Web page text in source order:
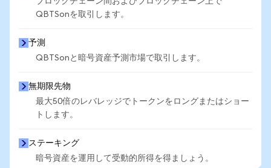
QBTSonを取引します。
予測
QBTSonと暗号資産予測市場で取引します。
無期限先物
最大50倍のレバレッジでトークンをロングまたはショー
トします。
ステーキング
暗号資産を運用して受動的所得を得ましょう。